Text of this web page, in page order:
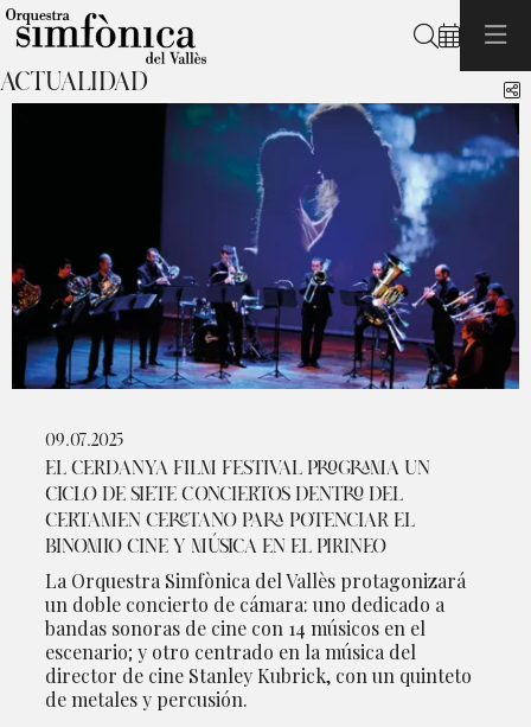
Buscar
ACTUALIDAD
09.07.2025
EL CERDANYA FILM FESTIVAL PROGRAMA UN
CICLO DE SIETE CONCIERTOS DENTRO DEL
CERTAMEN CERETANO PARA POTENCIAR EL
BINOMIO CINE Y MÚSICA EN EL PIRINEO
La Orquestra Simfònica del Vallès protagonizará
un doble concierto de cámara: uno dedicado a
bandas sonoras de cine con 14 músicos en el
escenario; y otro centrado en la música del
director de cine Stanley Kubrick, con un quinteto
de metales y percusión.